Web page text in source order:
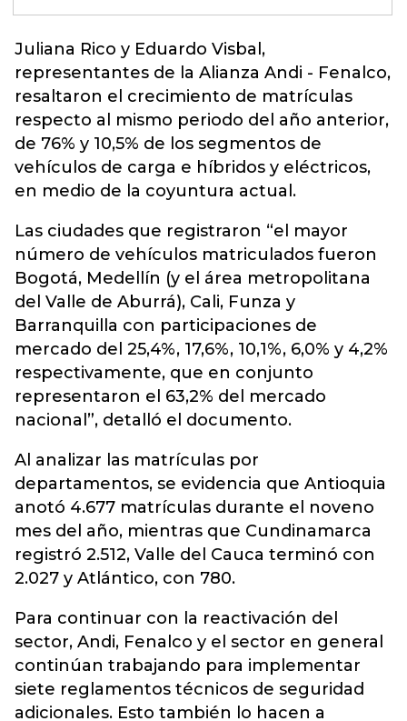
Juliana Rico y Eduardo Visbal,
representantes de la Alianza Andi - Fenalco,
resaltaron el crecimiento de matrículas
respecto al mismo periodo del año anterior,
de 76% y 10,5% de los segmentos de
vehículos de carga e híbridos y eléctricos,
en medio de la coyuntura actual.
Las ciudades que registraron “el mayor
número de vehículos matriculados fueron
Bogotá, Medellín (y el área metropolitana
del Valle de Aburrá), Cali, Funza y
Barranquilla con participaciones de
mercado del 25,4%, 17,6%, 10,1%, 6,0% y 4,2%
respectivamente, que en conjunto
representaron el 63,2% del mercado
nacional”, detalló el documento.
Al analizar las matrículas por
departamentos, se evidencia que Antioquia
anotó 4.677 matrículas durante el noveno
mes del año, mientras que Cundinamarca
registró 2.512, Valle del Cauca terminó con
2.027 y Atlántico, con 780.
Para continuar con la reactivación del
sector, Andi, Fenalco y el sector en general
continúan trabajando para implementar
siete reglamentos técnicos de seguridad
adicionales. Esto también lo hacen a